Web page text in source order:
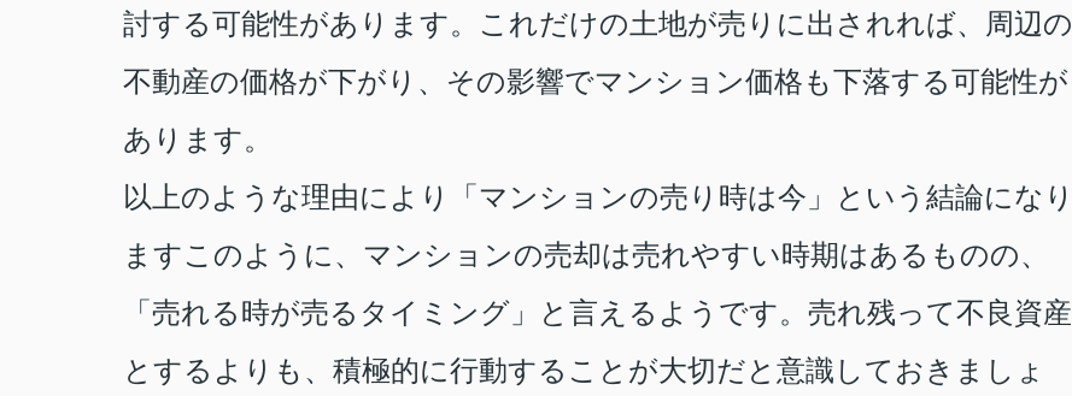
討する可能性があります。これだけの土地が売りに出されれば、周辺の
不動産の価格が下がり、その影響でマンション価格も下落する可能性が
あります。
以上のような理由により「マンションの売り時は今」という結論になり
ますこのように、マンションの売却は売れやすい時期はあるものの、
「売れる時が売るタイミング」と言えるようです。売れ残って不良資産
とするよりも、積極的に行動することが大切だと意識しておきましょ